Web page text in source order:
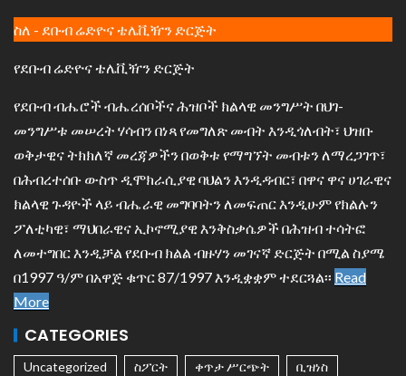
ስለ - ደቡብ ሬድዮና ቴሌቪዥን ድርጅት
የደቡብ ሬድዮና ቴሌቪዥን ድርጅት
የደቡብ ብሔሮች ብሔረሰቦችና ሕዝቦች ክልላዊ መንግሥት በህገ-
መንግሥቱ መሠረት ሃሳብን በነጻ የመግለጽ መብት እንዲጎለብት፣ ህዝቡ
ወቅታዊና ትክክለኛ መረጃዎችን በወቅቱ የማግኘት መብቱን ለማረጋገጥ፣
በሕብረተሰቡ ውስጥ ዲሞክራሲያዊ ባህልን እንዲዳብር፣ በዋና ዋና ሀገራዊና
ክልላዊ ጉዳዮች ላይ ብሔራዊ መግባባትን ለመፍጠር እንዲሁም የክልሉን
ፖለቲካዊ፣ ማህበራዊና ኢኮኖሚያዊ እንቅስቃሴዎች በሕዝብ ተሳትፎ
ለመተግበር እንዲቻል የደቡብ ክልል ብዙሃን መገናኛ ድርጅት በሚል ስያሜ
በ1997 ዓ/ም በአዋጅ ቁጥር 87/1997 እንዲቋቋም ተደርጓል፡፡ Read
More
CATEGORIES
Uncategorized ስፖርት ቀጥታ ሥርጭት ቢዝነስ